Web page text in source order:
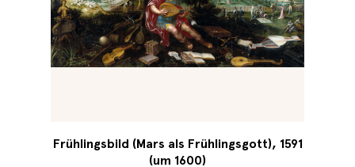
Frühlingsbild (Mars als Frühlingsgott), 1591
(um 1600)